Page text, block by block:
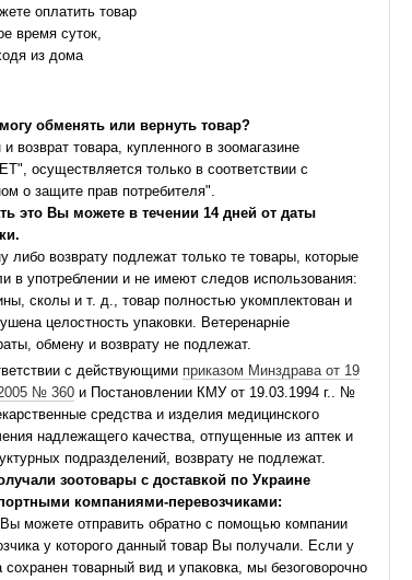
оплатить товар
время суток,
из дома
обменять или вернуть товар?
возврат товара, купленного в зоомагазине
осуществляется только в соответствии с
о защите прав потребителя".
это Вы можете в течении 14 дней от даты
либо возврату подлежат только те товары, которые
в употреблении и не имеют следов использования:
сколы и т. д., товар полностью укомплектован и
целостность упаковки. Ветеренарніе
обмену и возврату не подлежат.
с действующими приказом Минздрава от 19
№ 360и Постановлении КМУ от 19.03.1994 г.. №
средства и изделия медицинского
надлежащего качества, отпущенные из аптек и
подразделений, возврату не подлежат.
зоотовары с доставкой по Украине
компаниями-перевозчиками:
можете отправить обратно с помощью компании
у которого данный товар Вы получали. Если у
сохранен товарный вид и упаковка, мы безоговорочно